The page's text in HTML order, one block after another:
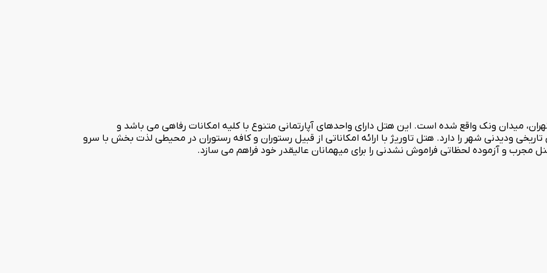
میدان ونک واقع شده است. این هتل دارای واحدهای آپارتمانی متنوع با کلیه امکانات رفاهی می باشد و
ودیدنی شهر را دارد. هتل تاوریژ با ارائه امکاناتی از قبیل رستوران و کافه رستوران در محیطی لذت بخش با سرو
و آزموده لحظاتی فراموش نشدنی را برای میهمانان عالیقدر خود فراهم می سازد.